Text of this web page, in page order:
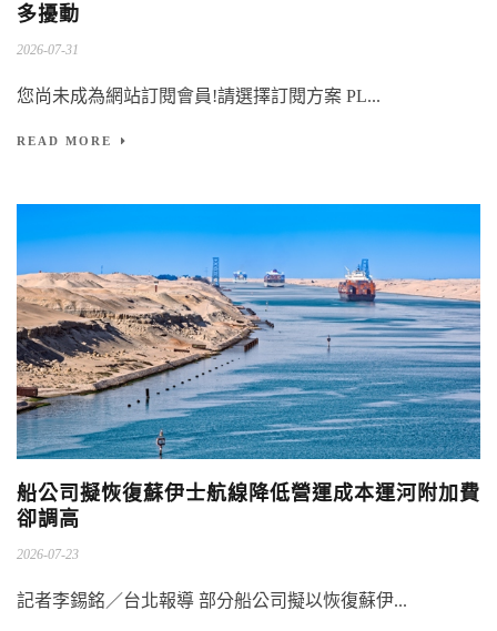
多擾動
2026-07-31
您尚未成為網站訂閱會員!請選擇訂閱方案 PL...
READ MORE
船公司擬恢復蘇伊士航線降低營運成本運河附加費
卻調高
2026-07-23
記者李錫銘／台北報導 部分船公司擬以恢復蘇伊...